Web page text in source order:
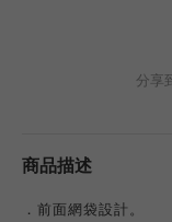
分享
商品描述
．前面網袋設計。